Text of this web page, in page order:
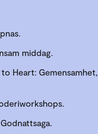
middag.
Heart: Gemensamhet,